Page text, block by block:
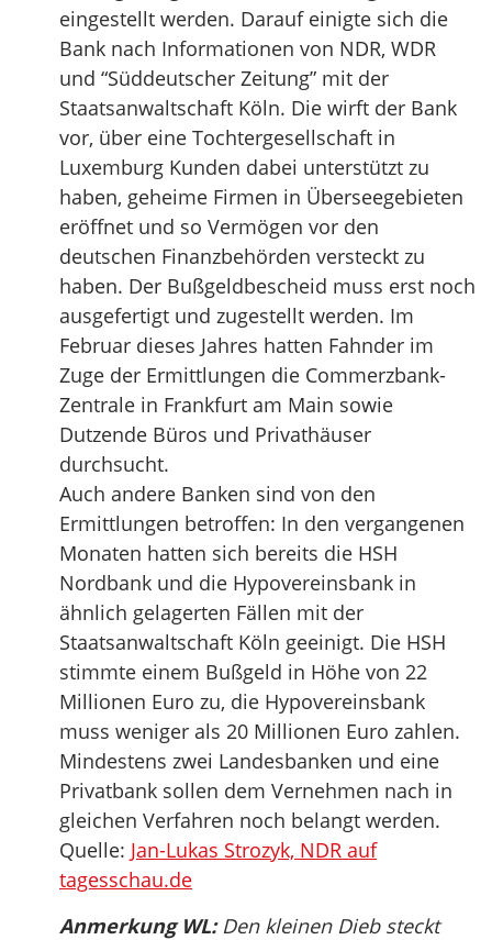
eingestellt werden. Darauf einigte sich die
Bank nach Informationen von NDR, WDR
und “Süddeutscher Zeitung” mit der
Staatsanwaltschaft Köln. Die wirft der Bank
vor, über eine Tochtergesellschaft in
Luxemburg Kunden dabei unterstützt zu
haben, geheime Firmen in Überseegebieten
eröffnet und so Vermögen vor den
deutschen Finanzbehörden versteckt zu
haben. Der Bußgeldbescheid muss erst noch
ausgefertigt und zugestellt werden. Im
Februar dieses Jahres hatten Fahnder im
Zuge der Ermittlungen die Commerzbank-
Zentrale in Frankfurt am Main sowie
Dutzende Büros und Privathäuser
durchsucht.
Auch andere Banken sind von den
Ermittlungen betroffen: In den vergangenen
Monaten hatten sich bereits die HSH
Nordbank und die Hypovereinsbank in
ähnlich gelagerten Fällen mit der
Staatsanwaltschaft Köln geeinigt. Die HSH
stimmte einem Bußgeld in Höhe von 22
Millionen Euro zu, die Hypovereinsbank
muss weniger als 20 Millionen Euro zahlen.
Mindestens zwei Landesbanken und eine
Privatbank sollen dem Vernehmen nach in
gleichen Verfahren noch belangt werden.
Quelle: Jan-Lukas Strozyk, NDR auf
tagesschau.de
Anmerkung WL:Den kleinen Dieb steckt